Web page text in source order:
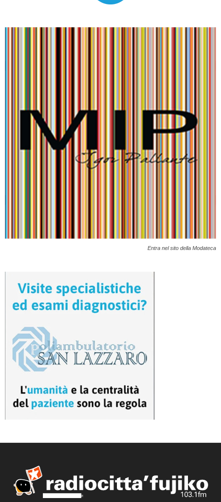
Entra nel sito della Modateca